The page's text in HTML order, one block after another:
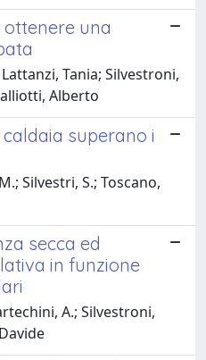
una
Tania; Silvestroni,
Alberto
superano i
Silvestri, S.; Toscano,
secca ed
in funzione
A.; Silvestroni,